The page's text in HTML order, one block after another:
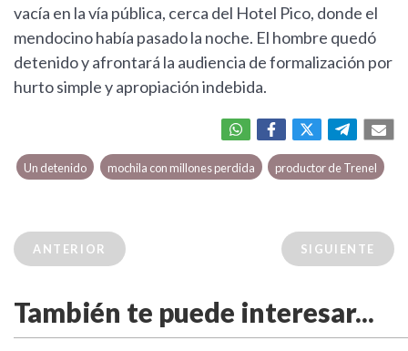
vacía en la vía pública, cerca del Hotel Pico, donde el
mendocino había pasado la noche. El hombre quedó
detenido y afrontará la audiencia de formalización por
hurto simple y apropiación indebida.
Un detenido mochila con millones perdida productor de Trenel
ANTERIOR SIGUIENTE
También te puede interesar...